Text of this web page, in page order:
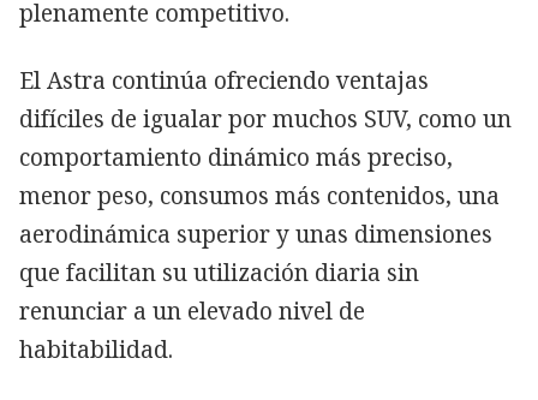
plenamente competitivo.
El Astra continúa ofreciendo ventajas
difíciles de igualar por muchos SUV, como un
comportamiento dinámico más preciso,
menor peso, consumos más contenidos, una
aerodinámica superior y unas dimensiones
que facilitan su utilización diaria sin
renunciar a un elevado nivel de
habitabilidad.